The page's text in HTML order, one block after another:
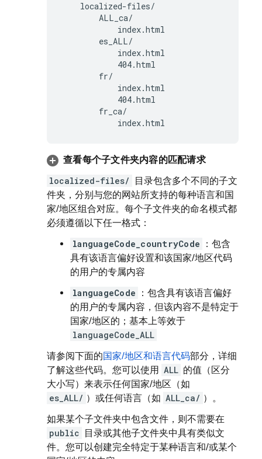
    localized-files/
        ALL_ca/
            index.html
        es_ALL/
            index.html
            404.html
        fr/
            index.html
            404.html
        fr_ca/
            index.html
查看每个子文件夹内容的匹配请求
localized-files/
目录包含多个不同的子文
件夹，分别与您的网站所支持的每种语言和国
家/地区组合对应。每个子文件夹的命名模式都
必须遵循以下任一格式：
languageCode_countryCode
：包含
具有该语言偏好设置和该国家/地区代码
的用户的专属内容
languageCode
：包含具有该语言偏好
的用户的专属内容，但该内容不是特定于
国家/地区的；基本上等效于
languageCode_ALL
请参阅下面的国家/地区和语言代码部分，详细
了解这些代码。您可以使用 ALL 的值（区分
大小写）来表示任何国家/地区（如
es_ALL/ ）或任何语言（如 ALL_ca/ ）。
如果某个子文件夹中包含文件，则不需要在
public
目录或其他子文件夹中具有类似文
件。您可以创建完全特定于某种语言和/或某个